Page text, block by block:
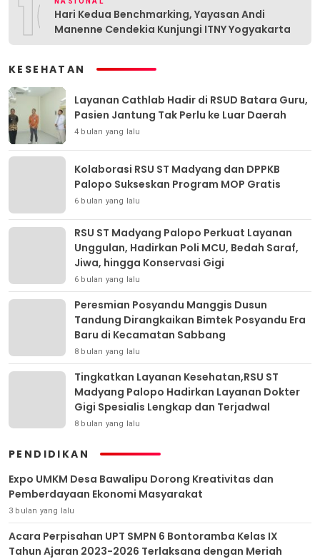
10Hari Kedua Benchmarking, Yayasan Andi
Manenne Cendekia Kunjungi ITNY Yogyakarta
KESEHATAN
Layanan Cathlab Hadir di RSUD Batara Guru,
Pasien Jantung Tak Perlu ke Luar Daerah
4 bulan yang lalu
Kolaborasi RSU ST Madyang dan DPPKB
Palopo Sukseskan Program MOP Gratis
6 bulan yang lalu
RSU ST Madyang Palopo Perkuat Layanan
Unggulan, Hadirkan Poli MCU, Bedah Saraf,
Jiwa, hingga Konservasi Gigi
6 bulan yang lalu
Peresmian Posyandu Manggis Dusun
Tandung Dirangkaikan Bimtek Posyandu Era
Baru di Kecamatan Sabbang
8 bulan yang lalu
Tingkatkan Layanan Kesehatan,RSU ST
Madyang Palopo Hadirkan Layanan Dokter
Gigi Spesialis Lengkap dan Terjadwal
8 bulan yang lalu
PENDIDIKAN
Expo UMKM Desa Bawalipu Dorong Kreativitas dan
Pemberdayaan Ekonomi Masyarakat
3 bulan yang lalu
Acara Perpisahan UPT SMPN 6 Bontoramba Kelas IX
Tahun Ajaran 2023-2026 Terlaksana dengan Meriah